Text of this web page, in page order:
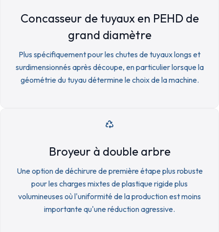
Concasseur de tuyaux en PEHD de
grand diamètre
Plus spécifiquement pour les chutes de tuyaux longs et
surdimensionnés après découpe, en particulier lorsque la
géométrie du tuyau détermine le choix de la machine.
Broyeur à double arbre
Une option de déchirure de première étape plus robuste
pour les charges mixtes de plastique rigide plus
volumineuses où l'uniformité de la production est moins
importante qu'une réduction agressive.